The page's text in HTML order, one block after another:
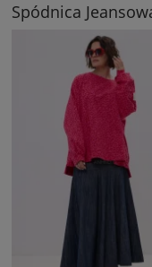
Spódnica